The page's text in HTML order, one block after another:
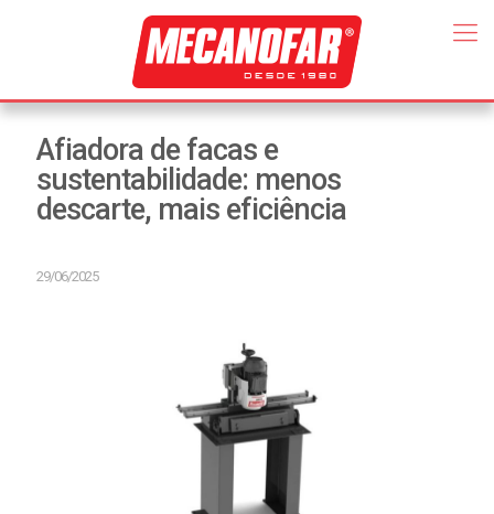
Afiadora de facas e
sustentabilidade: menos
descarte, mais eficiência
29/06/2025